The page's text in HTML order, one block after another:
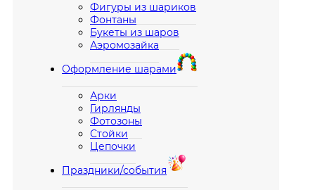
Фигуры из шариков
Фонтаны
Букеты из шаров
Аэромозайка
Оформление шарами
Арки
Гирлянды
Фотозоны
Стойки
Цепочки
Праздники/события